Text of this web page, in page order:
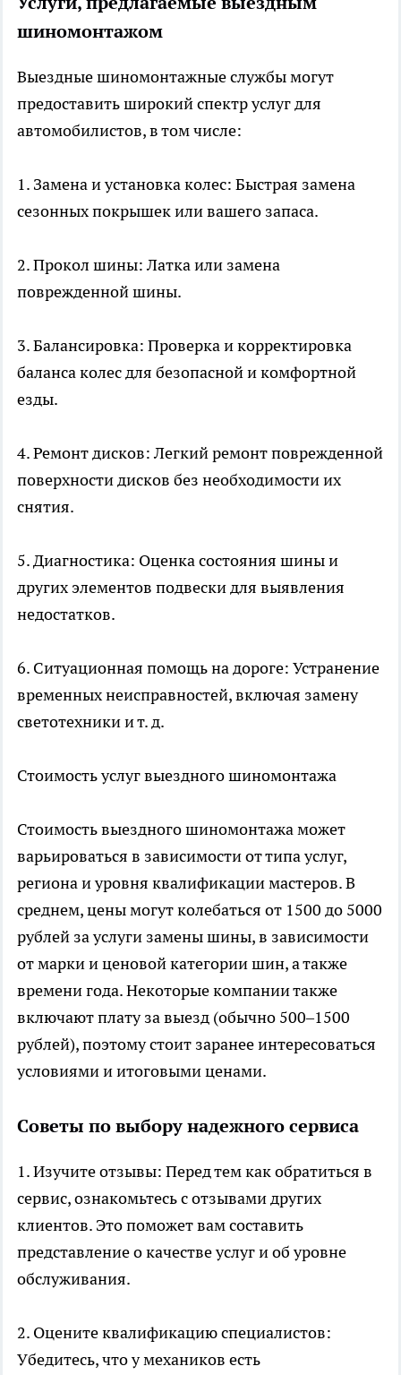
шиномонтажом
Выездные шиномонтажные службы могут
предоставить широкий спектр услуг для
автомобилистов, в том числе:
1. Замена и установка колес: Быстрая замена
сезонных покрышек или вашего запаса.
2. Прокол шины: Латка или замена
поврежденной шины.
3. Балансировка: Проверка и корректировка
баланса колес для безопасной и комфортной
езды.
4. Ремонт дисков: Легкий ремонт поврежденной
поверхности дисков без необходимости их
снятия.
5. Диагностика: Оценка состояния шины и
других элементов подвески для выявления
недостатков.
6. Ситуационная помощь на дороге: Устранение
временных неисправностей, включая замену
светотехники и т. д.
Стоимость услуг выездного шиномонтажа
Стоимость выездного шиномонтажа может
варьироваться в зависимости от типа услуг,
региона и уровня квалификации мастеров. В
среднем, цены могут колебаться от 1500 до 5000
рублей за услуги замены шины, в зависимости
от марки и ценовой категории шин, а также
времени года. Некоторые компании также
включают плату за выезд (обычно 500–1500
рублей), поэтому стоит заранее интересоваться
условиями и итоговыми ценами.
Советы по выбору надежного сервиса
1. Изучите отзывы: Перед тем как обратиться в
сервис, ознакомьтесь с отзывами других
клиентов. Это поможет вам составить
представление о качестве услуг и об уровне
обслуживания.
2. Оцените квалификацию специалистов:
Убедитесь, что у механиков есть